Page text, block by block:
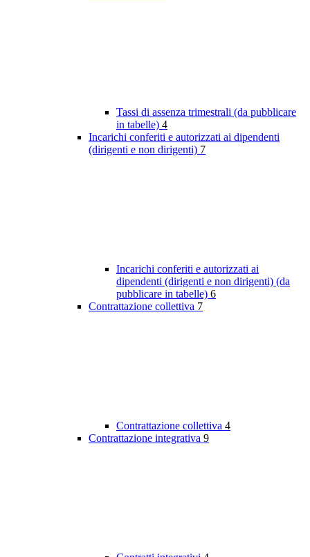
Tassi di assenza trimestrali (da pubblicare
in tabelle) 4
Incarichi conferiti e autorizzati ai dipendenti
(dirigenti e non dirigenti) 7
Incarichi conferiti e autorizzati ai
dipendenti (dirigenti e non dirigenti) (da
pubblicare in tabelle) 6
Contrattazione collettiva 7
Contrattazione collettiva 4
Contrattazione integrativa 9